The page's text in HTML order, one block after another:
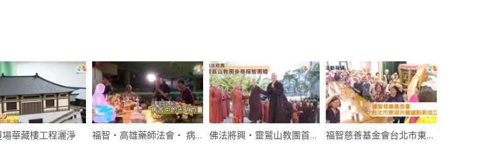
場華藏樓工程灑淨 福智・高雄藥師法會・ 病苦中的光明力量 佛法將興・靈鷲山教團首度參學福智團體 福智慈善基金會台北市東湖共餐據點新成立